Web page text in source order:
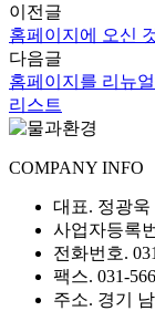
이전글
홈페이지에 오신
다음글
홈페이지를 리뉴
리스트
COMPANY INFO
대표. 정광욱
사업자등록
전화번호.
팩스. 031-
주소. 경기